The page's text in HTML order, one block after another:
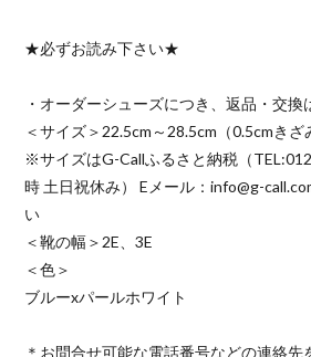
★必ずお読み下さい★
・オーダーシューズにつき、返品・交換
＜サイズ＞22.5cm～28.5cm（0.5cmきざ
※サイズはG-Callふるさと納税（
時 土日祝休み） Eメール：info@g-
い
＜靴の幅＞2E、3E
＜色＞
ブルーxパールホワイト
＊お問合せ可能な電話番号などの連絡先